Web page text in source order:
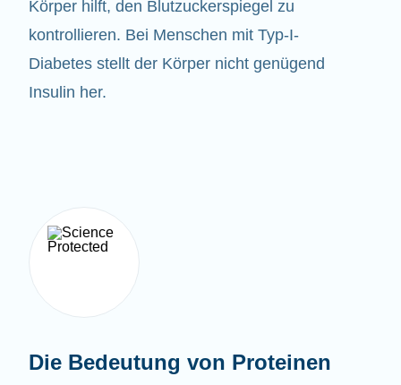
Körper hilft, den Blutzuckerspiegel zu
kontrollieren. Bei Menschen mit Typ-I-
Diabetes stellt der Körper nicht genügend
Insulin her.
Die Bedeutung von Proteinen